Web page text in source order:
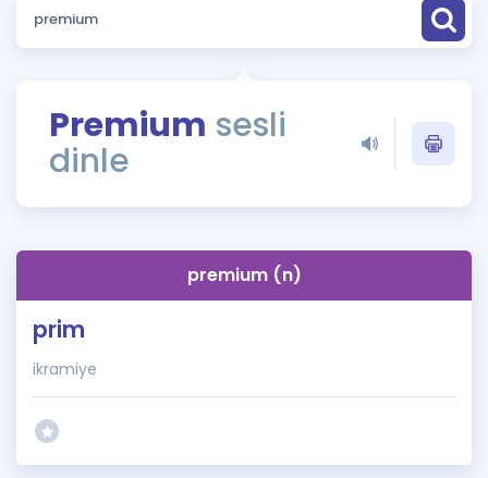
Sözlük
Rehberlik Aracı
ÖSYM Sınav Takvimi
İngilizce Gramer
Hakkımızda
Premium sesli
dinle
premium (n)
prim
ikramiye